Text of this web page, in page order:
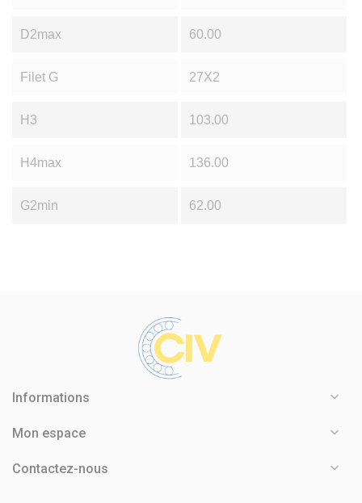
D2max 60.00
Filet G 27X2
H3 103.00
H4max 136.00
G2min 62.00
Informations 
Mon espace 
Contactez-nous 